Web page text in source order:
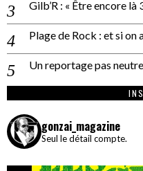
Gilb’R : « Être encore là
Plage de Rock : et si on
Un reportage pas
gonzai_magazine
Seul le détail compte.